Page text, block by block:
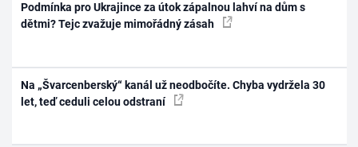
Podmínka pro Ukrajince za útok zápalnou lahví na dům s
dětmi? Tejc zvažuje mimořádný zásah
Na „Švarcenberský“ kanál už neodbočíte. Chyba vydržela 30
let, teď ceduli celou odstraní